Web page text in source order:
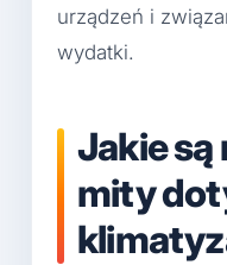
urządzeń i
wydatki.
Jakie są
mity